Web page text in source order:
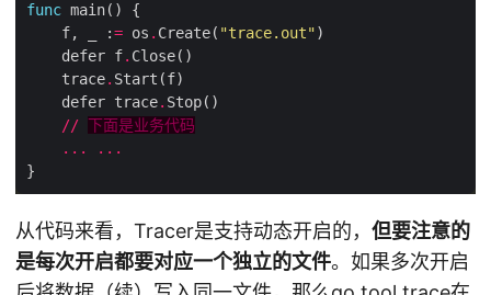
func
    f, _ :
= os . Create( "trace.out"
    defer f
.
    trace
.
    defer trace
.
// 下面是业务代码
...
...
从代码来看，Tracer是支持动态开启的， 但要注意的
是每次开启都要对应一个独立的文件。如果多次开启